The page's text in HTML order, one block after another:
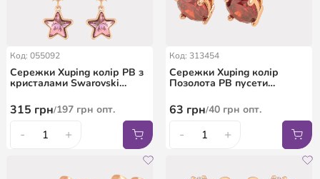
Код: 055092
Сережки Xuping колір РВ з
кристалами Swarovski
кристалами Paradise Shine"
315 грн/197 грн опт.
- +
Код: 313454
Сережки Xuping колір
Позолота РВ пусети
крапановій оправі" ø 6мм
63 грн/40 грн опт.
- +